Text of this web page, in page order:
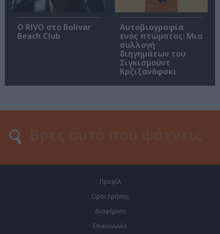
Ο RIVO στο Bolivar
Beach Club
Αυτοβιογραφία
ενός πτώματος: Μια
συλλογή
διηγημάτων του
Σιγκισμούντ
Κρζιζανόφσκι
Προφίλ
Οροι Χρήσης
Διαφήμιση
Επικοινωνία